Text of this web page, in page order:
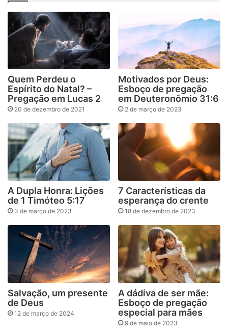
Quem Perdeu o
Espírito do Natal? –
Pregação em Lucas 2
20 de dezembro de 2021
Motivados por Deus:
Esboço de pregação
em Deuteronômio 31:6
2 de março de 2023
A Dupla Honra: Lições
de 1 Timóteo 5:17
3 de março de 2023
7 Características da
esperança do crente
18 de dezembro de 2023
Salvação, um presente
de Deus
12 de março de 2024
A dádiva de ser mãe:
Esboço de pregação
especial para mães
9 de maio de 2023